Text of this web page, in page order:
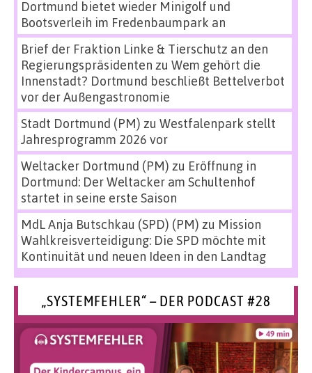
Dortmund bietet wieder Minigolf und
Bootsverleih im Fredenbaumpark an
Brief der Fraktion Linke & Tierschutz an den
Regierungspräsidenten zu Wem gehört die
Innenstadt? Dortmund beschließt Bettelverbot
vor der Außengastronomie
Stadt Dortmund (PM) zu Westfalenpark stellt
Jahresprogramm 2026 vor
Weltacker Dortmund (PM) zu Eröffnung in
Dortmund: Der Weltacker am Schultenhof
startet in seine erste Saison
MdL Anja Butschkau (SPD) (PM) zu Mission
Wahlkreisverteidigung: Die SPD möchte mit
Kontinuität und neuen Ideen in den Landtag
„SYSTEMFEHLER“ – DER PODCAST #28